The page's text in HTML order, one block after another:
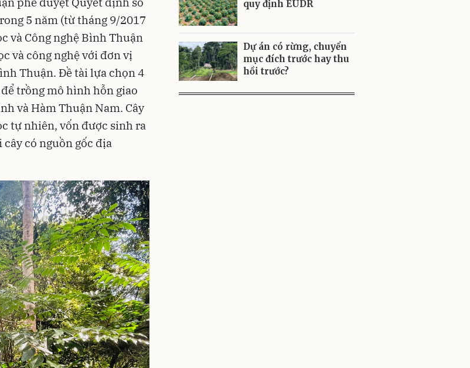
5 năm (từ tháng 9/2017
và Công nghệ Bình Thuận
và công nghệ với đơn vị
Thuận. Đề tài lựa chọn 4
trồng mô hình hỗn giao
và Hàm Thuận Nam. Cây
tự nhiên, vốn được sinh ra
có nguồn gốc địa
quy định EUDR
Dự án có rừng, chuyển
mục đích trước hay thu
hồi trước?